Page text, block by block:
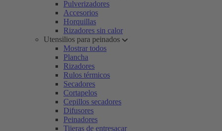
Pulverizadores
Accesorios
Horquillas
Rizadores sin calor
Utensilios para peinados
Mostrar todos
Plancha
Rizadores
Rulos térmicos
Secadores
Cortapelos
Cepillos secadores
Difusores
Peinadores
Tijeras de entresacar